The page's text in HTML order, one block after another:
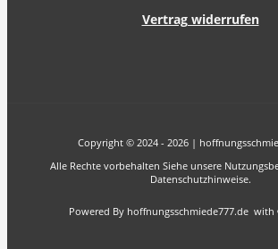
Vertrag widerrufen
Copyright © 2024 - 2026 |
Alle Rechte vorbehalten Siehe unsere
Datenschutzhinweise.
Powered By hoffnungsschmiede777.de with